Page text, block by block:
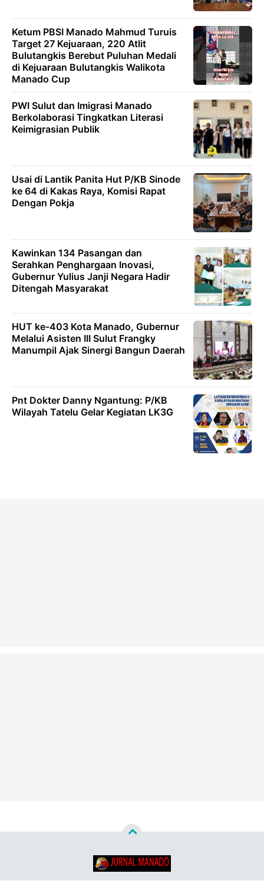
Ketum PBSI Manado Mahmud Turuis
Target 27 Kejuaraan, 220 Atlit
Bulutangkis Berebut Puluhan Medali
di Kejuaraan Bulutangkis Walikota
Manado Cup
PWI Sulut dan Imigrasi Manado
Berkolaborasi Tingkatkan Literasi
Keimigrasian Publik
Usai di Lantik Panita Hut P/KB Sinode
ke 64 di Kakas Raya, Komisi Rapat
Dengan Pokja
Kawinkan 134 Pasangan dan
Serahkan Penghargaan Inovasi,
Gubernur Yulius Janji Negara Hadir
Ditengah Masyarakat
HUT ke-403 Kota Manado, Gubernur
Melalui Asisten III Sulut Frangky
Manumpil Ajak Sinergi Bangun Daerah
Pnt Dokter Danny Ngantung: P/KB
Wilayah Tatelu Gelar Kegiatan LK3G
Copyright ©2026Jurnal Manado - Santun & Terpercaya™